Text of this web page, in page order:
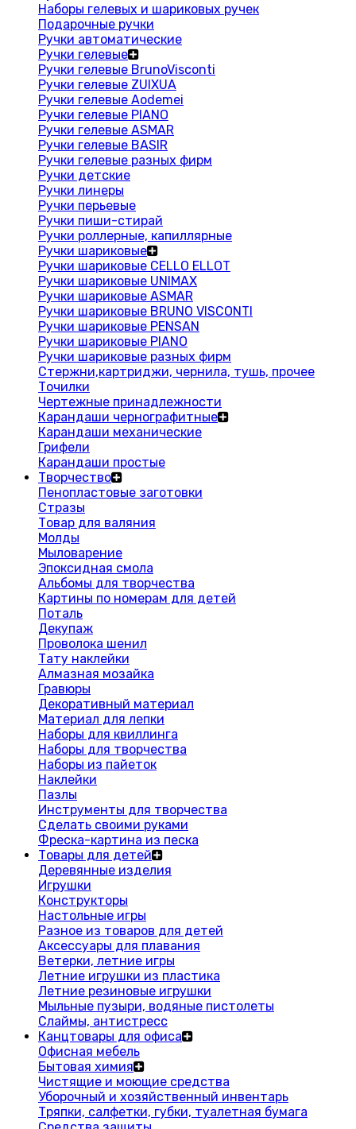
Наборы гелевых и шариковых ручек
Подарочные ручки
Ручки автоматические
Ручки гелевые
Ручки гелевые BrunoVisconti
Ручки гелевые ZUIXUA
Ручки гелевые Aodemei
Ручки гелевые PIANO
Ручки гелевые ASMAR
Ручки гелевые BASIR
Ручки гелевые разных фирм
Ручки детские
Ручки линеры
Ручки перьевые
Ручки пиши-стирай
Ручки роллерные, капиллярные
Ручки шариковые
Ручки шариковые CELLO ELLOT
Ручки шариковые UNIMAX
Ручки шариковые ASMAR
Ручки шариковые BRUNO VISCONTI
Ручки шариковые PENSAN
Ручки шариковые PIANO
Ручки шариковые разных фирм
Стержни,картриджи, чернила, тушь, прочее
Точилки
Чертежные принадлежности
Карандаши чернографитные
Карандаши механические
Грифели
Карандаши простые
Творчество
Пенопластовые заготовки
Стразы
Товар для валяния
Молды
Мыловарение
Эпоксидная смола
Альбомы для творчества
Картины по номерам для детей
Поталь
Декупаж
Проволока шенил
Тату наклейки
Алмазная мозайка
Гравюры
Декоративный материал
Материал для лепки
Наборы для квиллинга
Наборы для творчества
Наборы из пайеток
Наклейки
Пазлы
Инструменты для творчества
Сделать своими руками
Фреска-картина из песка
Товары для детей
Деревянные изделия
Игрушки
Конструкторы
Настольные игры
Разное из товаров для детей
Аксессуары для плавания
Ветерки, летние игры
Летние игрушки из пластика
Летние резиновые игрушки
Мыльные пузыри, водяные пистолеты
Слаймы, антистресс
Канцтовары для офиса
Офисная мебель
Бытовая химия
Чистящие и моющие средства
Уборочный и хозяйственный инвентарь
Тряпки, салфетки, губки, туалетная бумага